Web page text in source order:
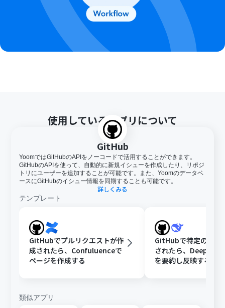
使用しているアプリについて
GitHub
YoomではGitHubのAPIをノーコードで活用することができます。
GitHubのAPIを使って、自動的に新規イシューを作成したり、リポジ
トリにユーザーを追加することが可能です。また、Yoomのデータベ
ースにGitHubのイシュー情報を同期することも可能です。
詳しくみる
テンプレート
GitHubでプルリクエストが作
成されたら、Confuluenceで
ページを作成する
GitHubで特定の
されたら、
を要約し反映する
類似アプリ